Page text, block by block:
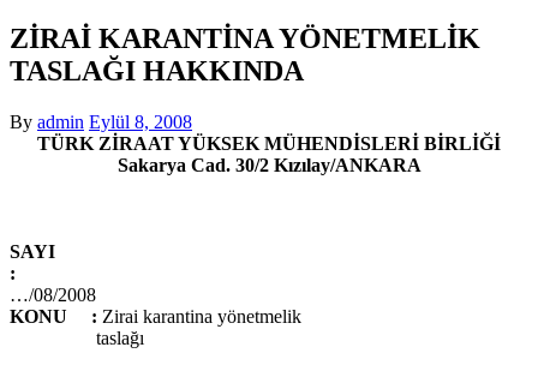
ZİRAİ KARANTİNA YÖNETMELİK
TASLAĞI HAKKINDA
By admin Eylül 8, 2008
TÜRK ZİRAAT YÜKSEK MÜHENDİSLERİ BİRLİĞİ
Sakarya Cad. 30/2 Kızılay/ANKARA
SAYI
:
…/08/2008
KONU
: Zirai karantina yönetmelik
taslağı